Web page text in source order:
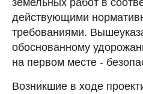
действующими
требованиями.
обоснованному
на первом месте -
Возникшие в ходе